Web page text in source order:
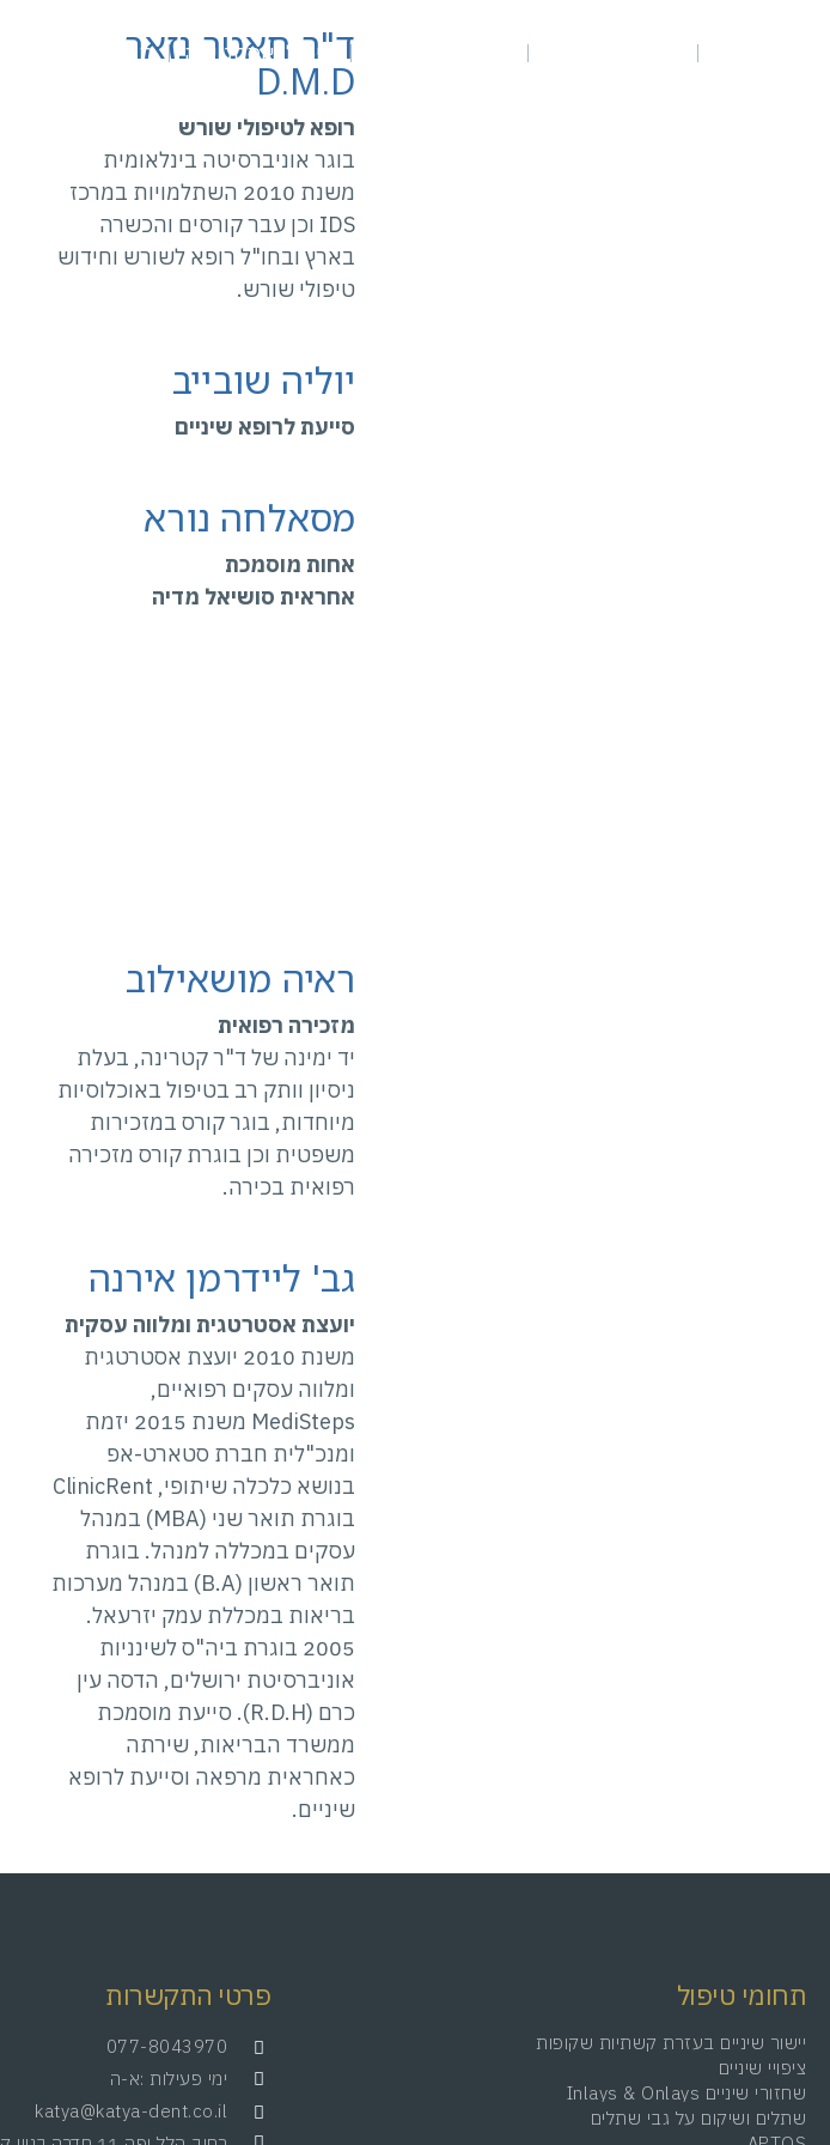
טיפולי אסתטיקה תמונות לפני ואחריד"ר חאטר נזאר
D.M.D
רופא לטיפולי שורש
בוגר אוניברסיטה בינלאומית
משנת 2010 השתלמויות במרכז
IDS וכן עבר קורסים והכשרה
בארץ ובחו"ל רופא לשורש וחידוש
טיפולי שורש.
יוליה שובייב
סייעת לרופא שיניים
מסאלחה נורא
אחות מוסמכת
אחראית סושיאל מדיה
ראיה מושאילוב
מזכירה רפואית
יד ימינה של ד"ר קטרינה, בעלת
ניסיון וותק רב בטיפול באוכלוסיות
מיוחדות, בוגר קורס במזכירות
משפטית וכן בוגרת קורס מזכירה
רפואית בכירה.
גב' ליידרמן אירנה
יועצת אסטרטגית ומלווה עסקית
משנת 2010 יועצת אסטרטגית
ומלווה עסקים רפואיים,
MediSteps משנת 2015 יזמת
ומנכ"לית חברת סטארט-אפ
בנושא כלכלה שיתופי, ClinicRent
בוגרת תואר שני (MBA) במנהל
עסקים במכללה למנהל. בוגרת
תואר ראשון (B.A) במנהל מערכות
בריאות במכללת עמק יזרעאל.
2005 בוגרת ביה"ס לשינניות
אוניברסיטת ירושלים, הדסה עין
כרם (R.D.H). סייעת מוסמכת
ממשרד הבריאות, שירתה
כאחראית מרפאה וסייעת לרופא
שיניים.
תחומי טיפול
יישור שיניים בעזרת קשתיות שקופות
ציפויי שיניים
שחזורי שיניים Inlays & Onlays
שתלים ושיקום על גבי שתלים
פרטי התקשרות
077-8043970
ימי פעילות :א-ה
katya@katya-dent.co.il